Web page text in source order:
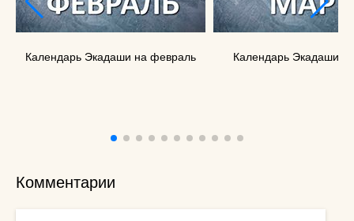
Календарь Экадаши на февраль Календарь Экадаши
Комментарии